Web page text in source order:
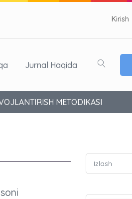
Kirish
Jurnal Haqida
METODIKASI